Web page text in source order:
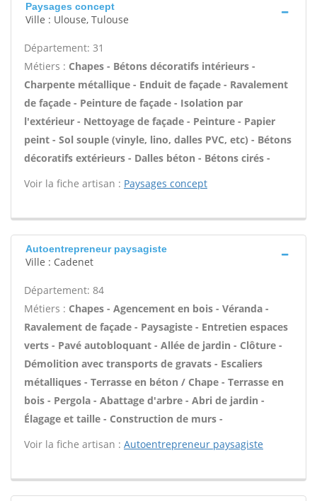
Paysages concept
Ville : Ulouse, Tulouse
Département: 31
Métiers : Chapes - Bétons décoratifs intérieurs -
Charpente métallique - Enduit de façade - Ravalement
de façade - Peinture de façade - Isolation par
l'extérieur - Nettoyage de façade - Peinture - Papier
peint - Sol souple (vinyle, lino, dalles PVC, etc) - Bétons
décoratifs extérieurs - Dalles béton - Bétons cirés -
Voir la fiche artisan : Paysages concept
Autoentrepreneur paysagiste
Ville : Cadenet
Département: 84
Métiers : Chapes - Agencement en bois - Véranda -
Ravalement de façade - Paysagiste - Entretien espaces
verts - Pavé autobloquant - Allée de jardin - Clôture -
Démolition avec transports de gravats - Escaliers
métalliques - Terrasse en béton / Chape - Terrasse en
bois - Pergola - Abattage d'arbre - Abri de jardin -
Élagage et taille - Construction de murs -
Voir la fiche artisan : Autoentrepreneur paysagiste